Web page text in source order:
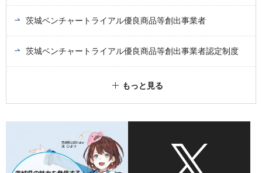
茨城ベンチャートライアル優良商品等創出事業者
茨城ベンチャートライアル優良商品等創出事業者認定制度
もっと見る